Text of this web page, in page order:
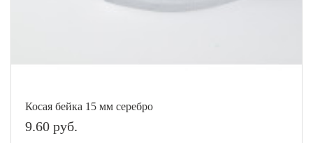
Косая бейка 15 мм серебро
9.60 руб.